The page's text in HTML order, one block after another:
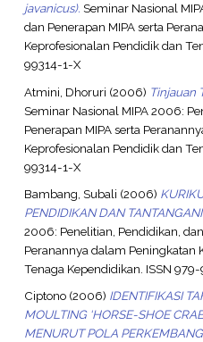
javanicus). Seminar Nasional
dan Penerapan MIPA serta
Keprofesionalan Pendidik dan
99314-1-X
Atmini, Dhoruri (2006) Tinjauan
Seminar Nasional MIPA 2006:
Penerapan MIPA serta
Keprofesionalan Pendidik dan
99314-1-X
Bambang, Subali (2006)
PENDIDIKAN DAN
2006: Penelitian, Pendidikan,
Peranannya dalam Peningkatan
Tenaga Kependidikan. ISSN
Ciptono(2006) IDENTIFIKASI
MOULTING ‘HORSE-SHOE
MENURUT POLA